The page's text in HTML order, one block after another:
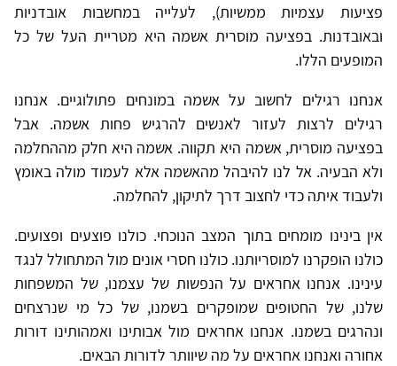
פציעות עצמיות ממשיות), לעלייה במחשבות אובדניות
ובאובדנות. בפציעה מוסרית אשמה היא מטריית העל של כל
המופעים הללו.
אנחנו רגילים לחשוב על אשמה במונחים פתולוגיים. אנחנו
רגילים לרצות לעזור לאנשים להרגיש פחות אשמה. אבל
בפציעה מוסרית, אשמה היא תקווה. אשמה היא חלק מההחלמה
ולא הבעיה. אל לנו להיבהל מהאשמה אלא לעמוד מולה באומץ
ולעבוד איתה כדי לחצוב דרך לתיקון, להחלמה.
אין בינינו מומחים בתוך המצב הנוכחי. כולנו פוצעים ופצועים.
כולנו הופקרנו למוסריותנו. כולנו חסרי אונים מול המתחולל לנגד
עינינו. אנחנו אחראים על הנפשות של עצמנו, של המשפחות
שלנו, של החטופים שמופקרים בשמנו, של כל מי שנרצחים
ונהרגים בשמנו. אנחנו אחראים מול אבותינו ואמהותינו דורות
אחורה ואנחנו אחראים על מה שיוותר לדורות הבאים.